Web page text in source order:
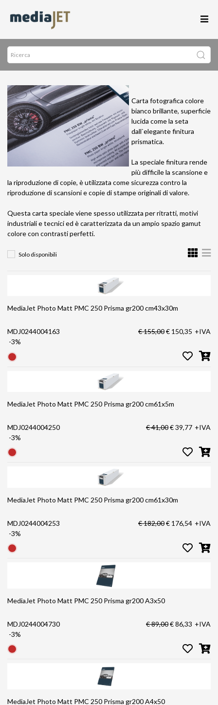
Carta fotografica colore
bianco brillante, superficie
lucida come la seta
dall`elegante finitura
prismatica.
La speciale finitura rende
più difficile la scansione e
la riproduzione di copie, è utilizzata come sicurezza contro la
riproduzione di scansioni e copie di stampe originali di valore.
Questa carta speciale viene spesso utilizzata per ritratti, motivi
industriali e tecnici ed è caratterizzata da un ampio spazio gamut
colore con contrasti perfetti.
Solo disponibili
MediaJet Photo Matt PMC 250 Prisma gr200 cm43x30m
MDJ0244004163
-3%
€ 155,00€ 150,35 +IVA
MediaJet Photo Matt PMC 250 Prisma gr200 cm61x5m
MDJ0244004250
-3%
€ 41,00€ 39,77 +IVA
MediaJet Photo Matt PMC 250 Prisma gr200 cm61x30m
MDJ0244004253
-3%
€ 182,00€ 176,54 +IVA
MediaJet Photo Matt PMC 250 Prisma gr200 A3x50
MDJ0244004730
-3%
€ 89,00€ 86,33 +IVA
MediaJet Photo Matt PMC 250 Prisma gr200 A4x50